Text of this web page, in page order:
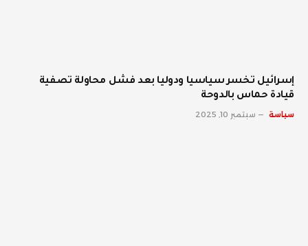
إسرائيل تخسر سياسيا ودوليا بعد فشل محاولة تصفية
قيادة حماس بالدوحة
سياسة سبتمبر 10, 2025